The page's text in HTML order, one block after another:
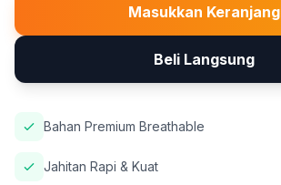
Masukkan Keranjang
Beli Langsung
Bahan Premium Breathable
Jahitan Rapi & Kuat